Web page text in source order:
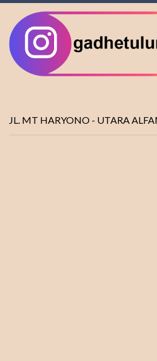
JL. MT HARYONO - UTARA